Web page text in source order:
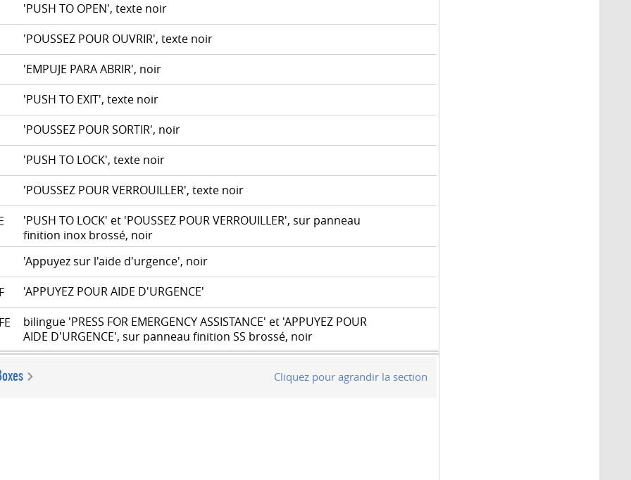
'PUSH TO OPEN', texte noir
'POUSSEZ POUR OUVRIR', texte noir
'EMPUJE PARA ABRIR', noir
'PUSH TO EXIT', texte noir
'POUSSEZ POUR SORTIR', noir
'PUSH TO LOCK', texte noir
'POUSSEZ POUR VERROUILLER', texte noir
'PUSH TO LOCK' et 'POUSSEZ POUR VERROUILLER', sur panneau
finition inox brossé, noir
'Appuyez sur l'aide d'urgence', noir
'APPUYEZ POUR AIDE D'URGENCE'
bilingue 'PRESS FOR EMERGENCY ASSISTANCE' et 'APPUYEZ POUR
AIDE D'URGENCE', sur panneau finition SS brossé, noir
Cliquez pour agrandir la section